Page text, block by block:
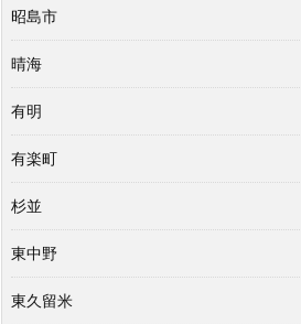
昭島市
晴海
有明
有楽町
杉並
東中野
東久留米